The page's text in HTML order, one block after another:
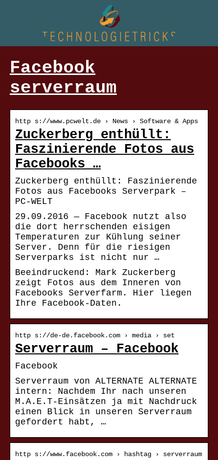
Facebook
serverraum
http s://www.pcwelt.de › News › Software & Apps
Zuckerberg enthüllt:
Faszinierende Fotos aus
Facebooks …
Zuckerberg enthüllt: Faszinierende
Fotos aus Facebooks Serverpark –
PC-WELT
29.09.2016 — Facebook nutzt also
die dort herrschenden eisigen
Temperaturen zur Kühlung seiner
Server. Denn für die riesigen
Serverparks ist nicht nur …
Beeindruckend: Mark Zuckerberg
zeigt Fotos aus dem Inneren von
Facebooks Serverfarm. Hier liegen
Ihre Facebook-Daten.
http s://de-de.facebook.com › media › set
Serverraum – Facebook
Facebook
Serverraum von ALTERNATE ALTERNATE
intern: Nachdem Ihr nach unseren
M.A.E.T-Einsätzen ja mit Nachdruck
einen Blick in unseren Serverraum
gefordert habt, …
http s://www.facebook.com › hashtag › serverraum